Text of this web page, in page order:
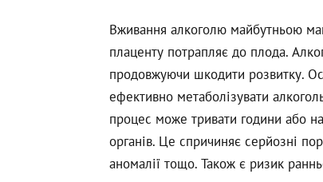
Вживання алкоголю майбутньою
плаценту потрапляє до плода.
продовжуючи шкодити розвитку.
ефективно метаболізувати
процес може тривати години або
органів. Це спричиняє серйозні
аномалії тощо. Також є ризик